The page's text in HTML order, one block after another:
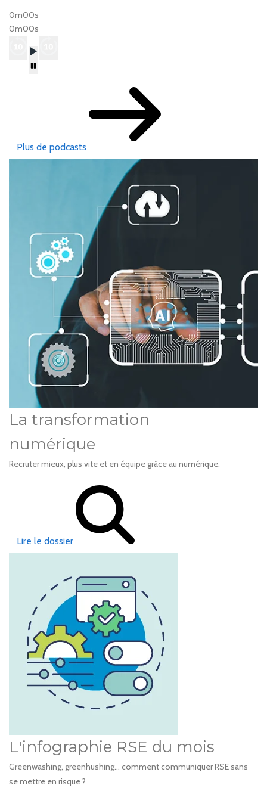
0m00s
0m00s
Plus de podcasts
La transformation
numérique
Recruter mieux, plus vite et en équipe grâce au numérique.
Lire le dossier
L'infographie RSE du mois
Greenwashing, greenhushing… comment communiquer RSE sans
se mettre en risque ?